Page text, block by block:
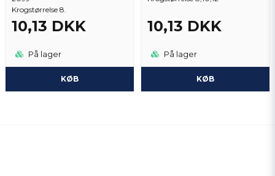
Krogstørrelse 8.
10,13 DKK
På lager
KØB
10,13 DKK
På lager
KØB